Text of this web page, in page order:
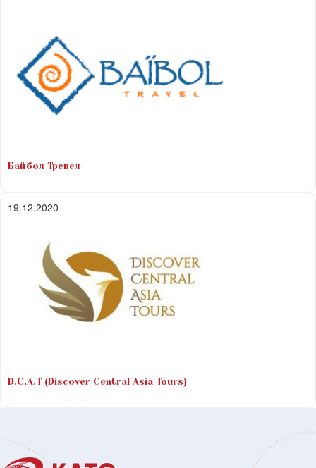
Байбол Тревел
19.12.2020
D.C.A.T (Discover Central Asia Tours)